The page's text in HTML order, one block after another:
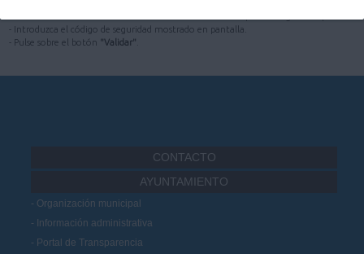
- Introduzca el código de seguridad mostrado en pantalla.
- Pulse sobre el botón "Validar"
CONTACTO
AYUNTAMIENTO
Organización municipal
Información administrativa
Portal de Transparencia